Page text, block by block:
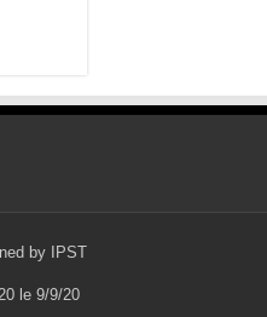
by IPST
le 9/9/20